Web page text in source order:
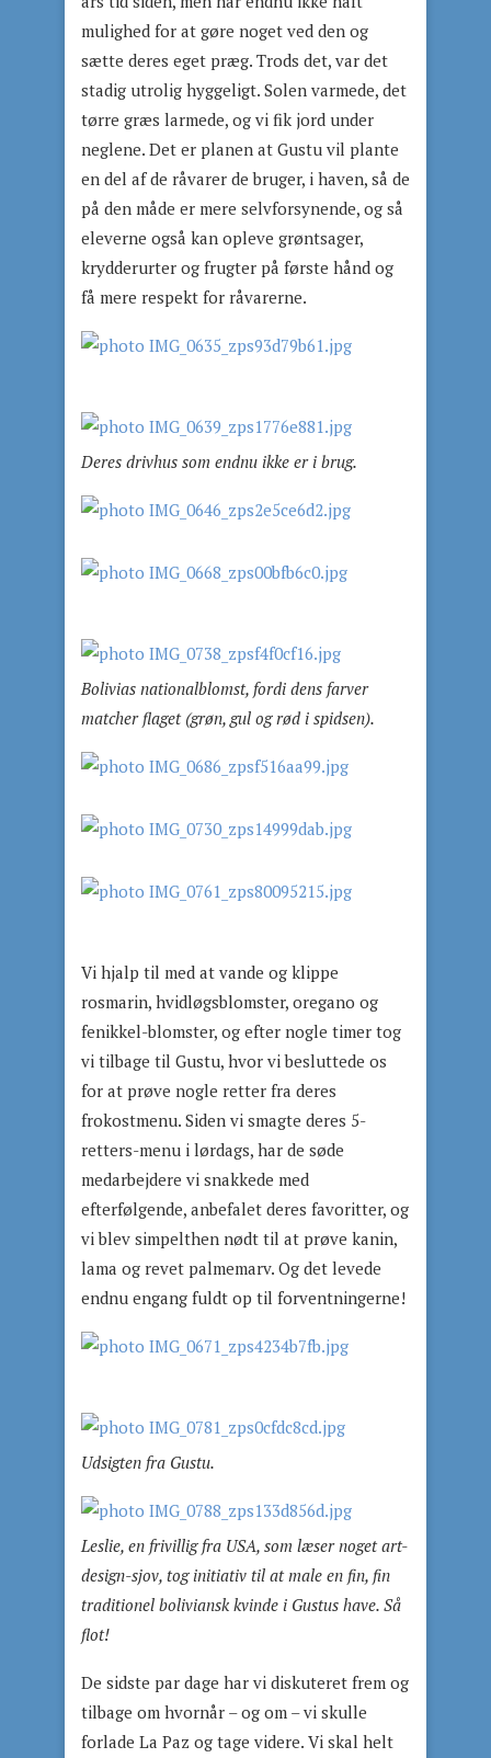
mulighed for at gøre noget ved den og
sætte deres eget præg. Trods det, var det
stadig utrolig hyggeligt. Solen varmede, det
tørre græs larmede, og vi fik jord under
neglene. Det er planen at Gustu vil plante
en del af de råvarer de bruger, i haven, så de
på den måde er mere selvforsynende, og så
eleverne også kan opleve grøntsager,
krydderurter og frugter på første hånd og
få mere respekt for råvarerne.
Deres drivhus som endnu ikke er i brug.
Bolivias nationalblomst, fordi dens farver
matcher flaget (grøn, gul og rød i spidsen).
Vi hjalp til med at vande og klippe
rosmarin, hvidløgsblomster, oregano og
fenikkel-blomster, og efter nogle timer tog
vi tilbage til Gustu, hvor vi besluttede os
for at prøve nogle retter fra deres
frokostmenu. Siden vi smagte deres 5-
retters-menu i lørdags, har de søde
medarbejdere vi snakkede med
efterfølgende, anbefalet deres favoritter, og
vi blev simpelthen nødt til at prøve kanin,
lama og revet palmemarv. Og det levede
endnu engang fuldt op til forventningerne!
Udsigten fra Gustu.
Leslie, en frivillig fra USA, som læser noget art-
design-sjov, tog initiativ til at male en fin, fin
traditionel boliviansk kvinde i Gustus have. Så
flot!
De sidste par dage har vi diskuteret frem og
tilbage om hvornår – og om – vi skulle
forlade La Paz og tage videre. Vi skal helt